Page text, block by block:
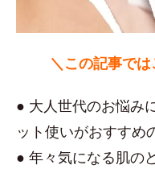
＼この記事で
● 大人世代のお悩み
ット使いがおすすめ
● 年々気になる肌の